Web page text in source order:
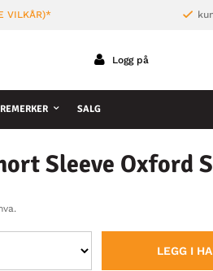
VILKÅR)*
Logg på
SALG
Sleeve Oxford
LEGG I